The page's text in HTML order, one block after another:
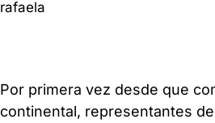
Por primera vez desde que
continental, representantes